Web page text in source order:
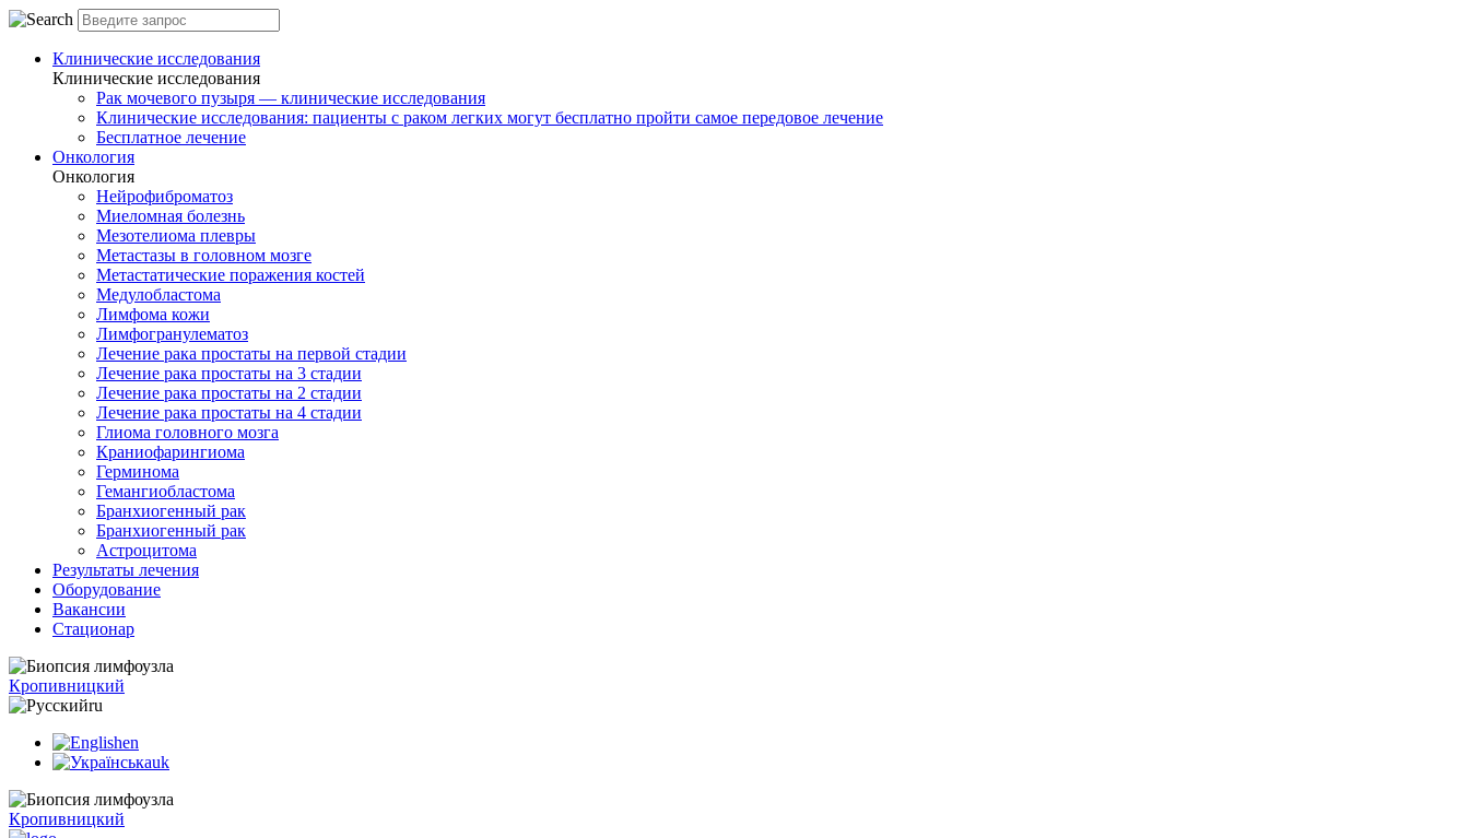
Клинические исследования
Клинические исследования
Рак мочевого пузыря — клинические исследования
Клинические исследования: пациенты с раком легких могут бесплатно пройти самое передовое лечение
Бесплатное лечение
Онкология
Онкология
Нейрофиброматоз
Миеломная болезнь
Мезотелиома плевры
Метастазы в головном мозге
Метастатические поражения костей
Медулобластома
Лимфома кожи
Лимфогранулематоз
Лечение рака простаты на первой стадии
Лечение рака простаты на 3 стадии
Лечение рака простаты на 2 стадии
Лечение рака простаты на 4 стадии
Глиома головного мозга
Краниофарингиома
Герминома
Гемангиобластома
Бранхиогенный рак
Бранхиогенный рак
Астроцитома
Результаты лечения
Оборудование
Вакансии
Стационар
Кропивницкий
ru
en
uk
Кропивницкий